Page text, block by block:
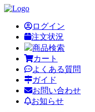
ログイン
注文状況
商品検索
カート
よくある質問
ガイド
お問い合わせ
お知らせ